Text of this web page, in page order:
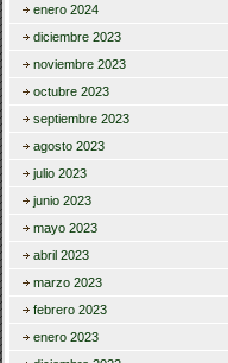
enero 2024
diciembre 2023
noviembre 2023
octubre 2023
septiembre 2023
agosto 2023
julio 2023
junio 2023
mayo 2023
abril 2023
marzo 2023
febrero 2023
enero 2023